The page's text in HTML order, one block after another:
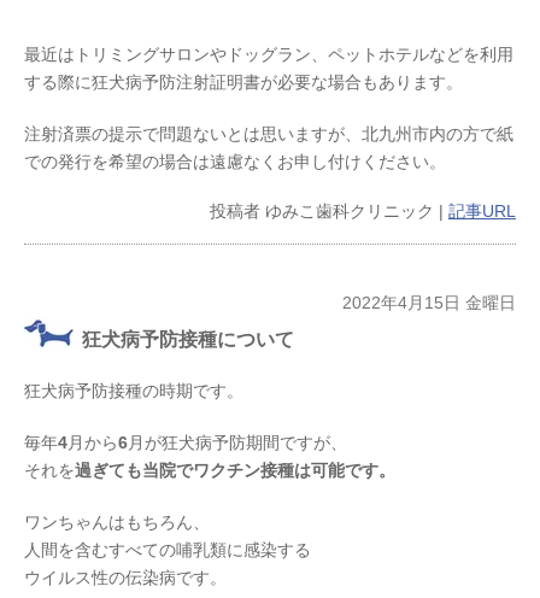
最近はトリミングサロンやドッグラン、ペットホテルなどを利用
する際に狂犬病予防注射証明書が必要な場合もあります。
注射済票の提示で問題ないとは思いますが、北九州市内の方で紙
での発行を希望の場合は遠慮なくお申し付けください。
投稿者 ゆみこ歯科クリニック | 記事URL
2022年4月15日 金曜日
狂犬病予防接種について
狂犬病予防接種の時期です。
毎年4月から6月が狂犬病予防期間ですが、
それを過ぎても当院でワクチン接種は可能です。
ワンちゃんはもちろん、
人間を含むすべての哺乳類に感染する
ウイルス性の伝染病です。